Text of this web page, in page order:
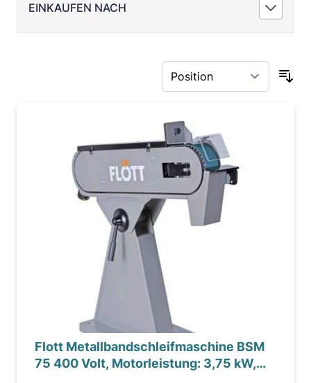
EINKAUFEN NACH
Flott Metallbandschleifmaschine BSM
75 400 Volt, Motorleistung: 3,75 kW,